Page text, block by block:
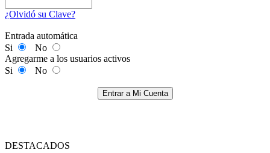
¿Olvidó su Clave?
Entrada automática
Si
No
Agregarme a los usuarios activos
Si
No
Entrar a Mi Cuenta
DESTACADOS